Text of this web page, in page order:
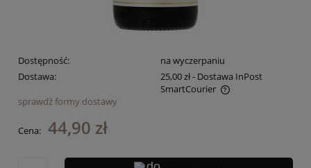
Dostępność:
na wyczerpaniu
Dostawa:
25,00 zł- Dostawa InPost
SmartCourier
Cena nie zawiera ewentualnych kosztów płatności
sprawdź formy dostawy
Cena: 44,90 zł